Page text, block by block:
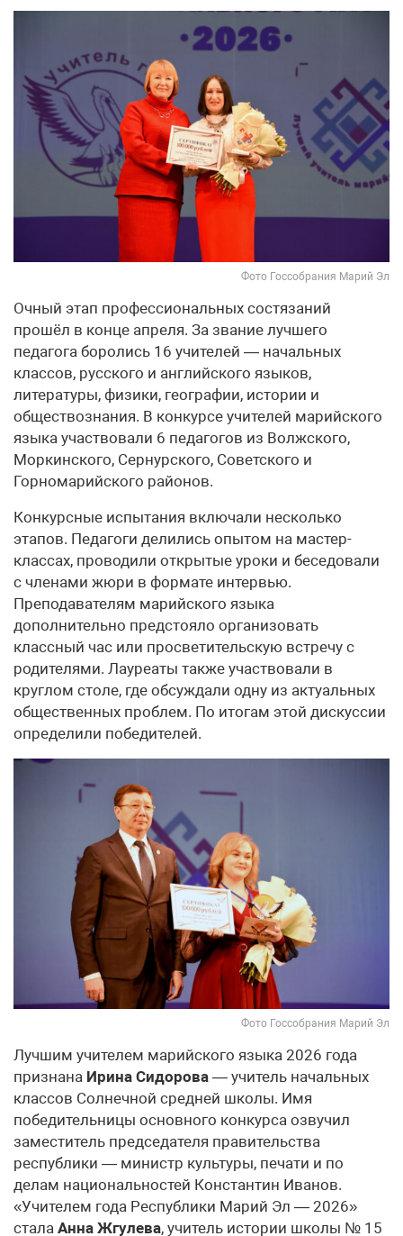
Фото Госсобрания Марий Эл
Очный этап профессиональных состязаний
прошёл в конце апреля. За звание лучшего
педагога боролись 16 учителей — начальных
классов, русского и английского языков,
литературы, физики, географии, истории и
обществознания. В конкурсе учителей марийского
языка участвовали 6 педагогов из Волжского,
Моркинского, Сернурского, Советского и
Горномарийского районов.
Конкурсные испытания включали несколько
этапов. Педагоги делились опытом на мастер-
классах, проводили открытые уроки и беседовали
с членами жюри в формате интервью.
Преподавателям марийского языка
дополнительно предстояло организовать
классный час или просветительскую встречу с
родителями. Лауреаты также участвовали в
круглом столе, где обсуждали одну из актуальных
общественных проблем. По итогам этой дискуссии
определили победителей.
Фото Госсобрания Марий Эл
Лучшим учителем марийского языка 2026 года
признана Ирина Сидорова — учитель начальных
классов Солнечной средней школы. Имя
победительницы основного конкурса озвучил
заместитель председателя правительства
республики — министр культуры, печати и по
делам национальностей Константин Иванов.
«Учителем года Республики Марий Эл — 2026»
стала Анна Жгулева, учитель истории школы № 15